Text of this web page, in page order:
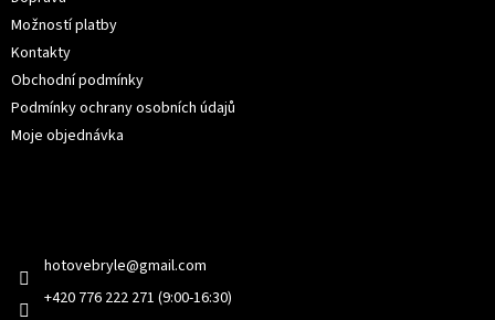
Možností platby
Kontakty
Obchodní podmínky
Podmínky ochrany osobních údajů
Moje objednávka
hotovebryle@gmail.com
+420 776 222 271 (9:00-16:30)